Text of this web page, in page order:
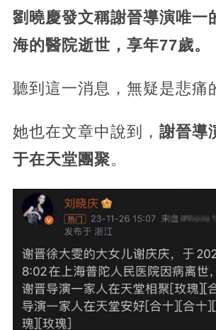
劉曉慶發文稱謝晉導演唯一
海的醫院逝世，享年77歲。
聽到這一消息，無疑是悲痛
她也在文章中說到， 謝晉導
于在天堂團聚。